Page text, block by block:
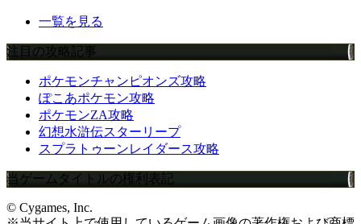
一覧を見る
注目の攻略記事
ポケモンチャンピオンズ攻略
ぽこあポケモン攻略
ポケモンZA攻略
幻想水滸伝スターリープ
スプラトゥーンレイダース攻略
当ゲームタイトルの権利表記
© Cygames, Inc.